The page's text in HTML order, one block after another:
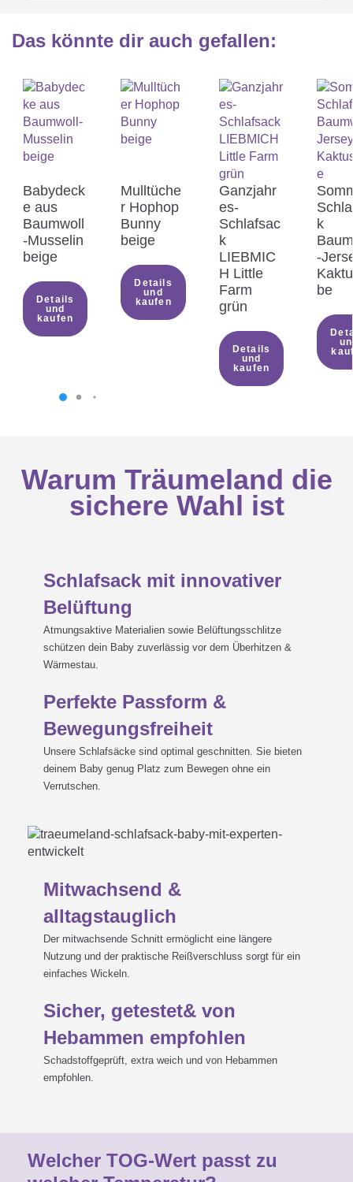
Das könnte dir auch gefallen:
Babydeck
e aus
Baumwoll
-Musselin
beige
Details
und
kaufen
Mulltüche
r Hophop
Bunny
beige
Details
und
kaufen
Ganzjahr
es-
Schlafsac
k
LIEBMIC
H Little
Farm
grün
Details
und
kaufen
k
-
be
Warum Träumeland die
sichere Wahl ist
Schlafsack mit innovativer
Belüftung
Atmungsaktive Materialien sowie Belüftungsschlitze
schützen dein Baby zuverlässig vor dem Überhitzen &
Wärmestau.
Perfekte Passform &
Bewegungsfreiheit
Unsere Schlafsäcke sind optimal geschnitten. Sie bieten
deinem Baby genug Platz zum Bewegen ohne ein
Verrutschen.
Mitwachsend &
alltagstauglich
Der mitwachsende Schnitt ermöglicht eine längere
Nutzung und der praktische Reißverschluss sorgt für ein
einfaches Wickeln.
Sicher, getestet& von
Hebammen empfohlen
Schadstoffgeprüft, extra weich und von Hebammen
empfohlen.
Welcher TOG-Wert passt zu